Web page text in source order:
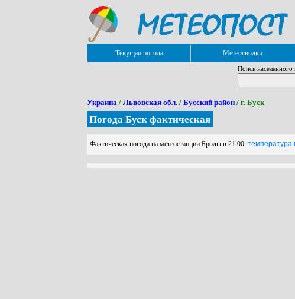
Текущая погода Метеосводки
Поиск населенного
Украина / Львовская обл. / Бусский район / г. Буск
Погода Буск фактическая
Фактическая погода на метеостанции Броды в 21:00: температура